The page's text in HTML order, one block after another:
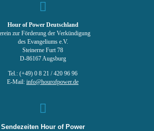
Hour of Power Deutschland
zur Förderung der Verkündigung
des Evangeliums e.V.
Steinerne Furt 78
D-86167 Augsburg
Tel.: (+49) 0 8 21 / 420 96 96
E-Mail: info@hourofpower.de
Sendezeiten Hour of Power